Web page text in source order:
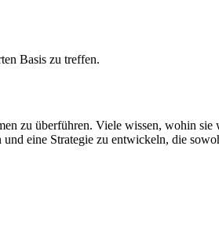
Basis zu treffen.
zu überführen. Viele wissen, wohin
eine Strategie zu entwickeln, die